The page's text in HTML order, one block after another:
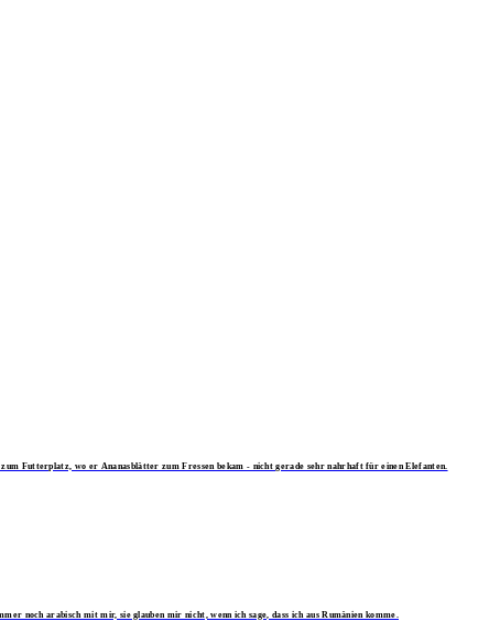
Futterplatz, wo er Ananasblätter zum Fressen bekam - nicht gerade sehr nahrhaft für einen Elefanten.
noch arabisch mit mir, sie glauben mir nicht, wenn ich sage, dass ich aus Rumänien komme.